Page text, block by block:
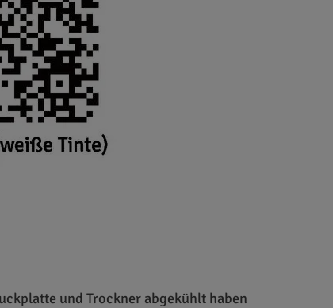
und Trockner abgekühlt haben